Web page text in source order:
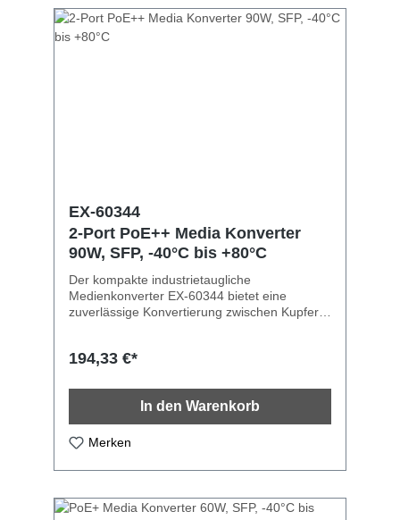
EX-60344
2-Port PoE++ Media Konverter
90W, SFP, -40°C bis +80°C
Der kompakte industrietaugliche
Medienkonverter EX-60344 bietet eine
zuverlässige Konvertierung zwischen Kupfer-
PoE++ und einen dual mode 100/1000Base-X
können verschiedene Arten von optional
erhältlichen SFP-Modulen verwendet werden.
Dank dem robusten Metallgehäuse und dem
erweiterten Betriebstemperaturbereich von
Anwendungen auch in rauen Umgebungen
den Terminal Block (12 bis 48 VDC). Der EX-
194,33 €*
In den Warenkorb
Merken